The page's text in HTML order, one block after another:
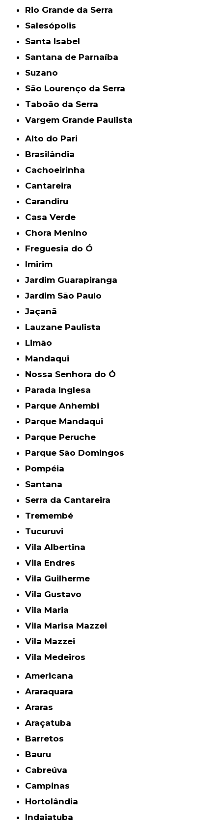
Rio Grande da Serra
Salesópolis
Santa Isabel
Santana de Parnaíba
Suzano
São Lourenço da Serra
Taboão da Serra
Vargem Grande Paulista
Alto do Pari
Brasilândia
Cachoeirinha
Cantareira
Carandiru
Casa Verde
Chora Menino
Freguesia do Ó
Imirim
Jardim Guarapiranga
Jardim São Paulo
Jaçanã
Lauzane Paulista
Limão
Mandaqui
Nossa Senhora do Ó
Parada Inglesa
Parque Anhembi
Parque Mandaqui
Parque Peruche
Parque São Domingos
Pompéia
Santana
Serra da Cantareira
Tremembé
Tucuruvi
Vila Albertina
Vila Endres
Vila Guilherme
Vila Gustavo
Vila Maria
Vila Marisa Mazzei
Vila Mazzei
Vila Medeiros
Americana
Araraquara
Araras
Araçatuba
Barretos
Bauru
Cabreúva
Campinas
Hortolândia
Indaiatuba